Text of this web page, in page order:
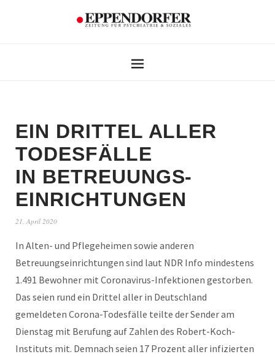
EIN DRITTEL ALLER
TODESFÄLLE
IN BETREUUNGS-
EINRICHTUNGEN
21. April 2020
In Alten- und Pflegeheimen sowie anderen
Betreuungseinrichtungen sind laut NDR Info mindestens
1.491 Bewohner mit Coronavirus-Infektionen gestorben.
Das seien rund ein Drittel aller in Deutschland
gemeldeten Corona-Todesfälle teilte der Sender am
Dienstag mit Berufung auf Zahlen des Robert-Koch-
Instituts mit. Demnach seien 17 Prozent aller infizierten